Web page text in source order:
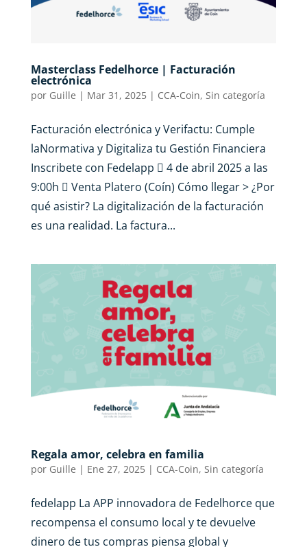
Masterclass Fedelhorce | Facturación
electrónica
por Guille | Mar 31, 2025| CCA-Coin, Sin categoría
Facturación electrónica y Verifactu: Cumple
laNormativa y Digitaliza tu Gestión Financiera
Inscribete con Fedelapp  4 de abril 2025 a las
9:00h  Venta Platero (Coín) Cómo llegar > ¿Por
qué asistir? La digitalización de la facturación
es una realidad. La factura...
Regala amor, celebra en familia
por Guille | Ene 27, 2025| CCA-Coin, Sin categoría
fedelapp La APP innovadora de Fedelhorce que
recompensa el consumo local y te devuelve
dinero de tus compras piensa global y